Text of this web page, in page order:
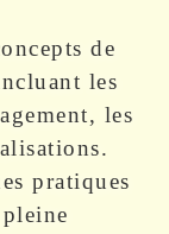
de
les
les
pratiques